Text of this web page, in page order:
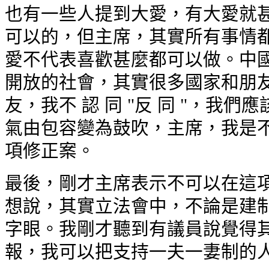
也有一些人提到大愛，有大愛就
可以的，但主席，其實所有事情
愛不代表喜歡甚麼都可以做。中
開放的社會，其實很多國家和朋
友，我不 認 同 "反 同 "，我們
氣由包容變為鼓吹，主席，我是
項修正案。
最後，剛才主席表示不可以在這
想說，其實立法會中，不論是建
字眼。我剛才聽到有議員說覺得
報，我可以把支持一夫一妻制的